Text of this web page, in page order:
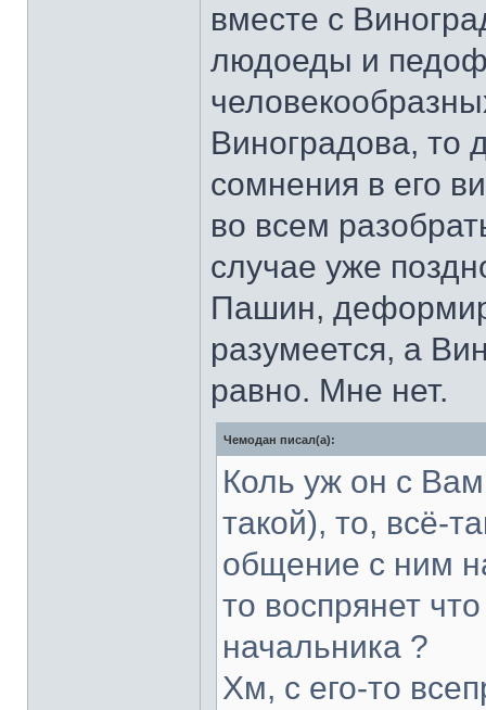
вместе с
людоеды и
Виноградова, то
сомнения в его
во всем
случае уже
Пашин,
разумеется, а
равно. Мне нет.
Чемодан писал(а):
Коль уж он с
такой), то, всё-
общение с ним
то воспрянет
начальника ?
Хм, с его-то